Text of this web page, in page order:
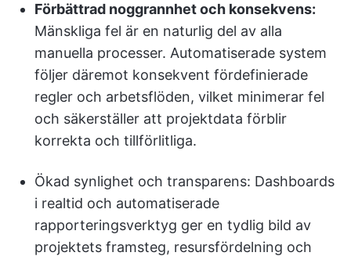
Förbättrad noggrannhet och konsekvens:
Mänskliga fel är en naturlig del av alla
manuella processer. Automatiserade system
följer däremot konsekvent fördefinierade
regler och arbetsflöden, vilket minimerar fel
och säkerställer att projektdata förblir
korrekta och tillförlitliga.
Ökad synlighet och transparens: Dashboards
i realtid och automatiserade
rapporteringsverktyg ger en tydlig bild av
projektets framsteg, resursfördelning och